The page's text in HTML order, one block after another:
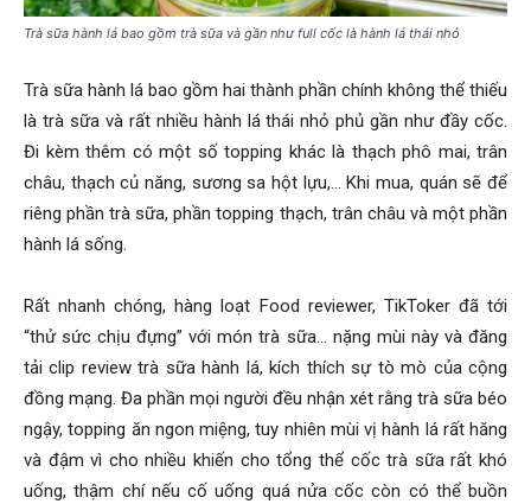
Trà sữa hành lá bao gồm trà sữa và gần như full cốc là hành lá thái nhỏ
Trà sữa hành lá bao gồm hai thành phần chính không thể thiếu
là trà sữa và rất nhiều hành lá thái nhỏ phủ gần như đầy cốc.
Đi kèm thêm có một số topping khác là thạch phô mai, trân
châu, thạch củ năng, sương sa hột lựu,… Khi mua, quán sẽ để
riêng phần trà sữa, phần topping thạch, trân châu và một phần
hành lá sống.
Rất nhanh chóng, hàng loạt Food reviewer, TikToker đã tới
“thử sức chịu đựng” với món trà sữa… nặng mùi này và đăng
tải clip review trà sữa hành lá, kích thích sự tò mò của cộng
đồng mạng. Đa phần mọi người đều nhận xét rằng trà sữa béo
ngậy, topping ăn ngon miệng, tuy nhiên mùi vị hành lá rất hăng
và đậm vì cho nhiều khiến cho tổng thể cốc trà sữa rất khó
uống, thậm chí nếu cố uống quá nửa cốc còn có thể buồn